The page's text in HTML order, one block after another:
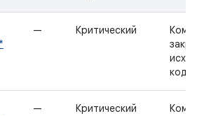
*
— Критический
— Критический